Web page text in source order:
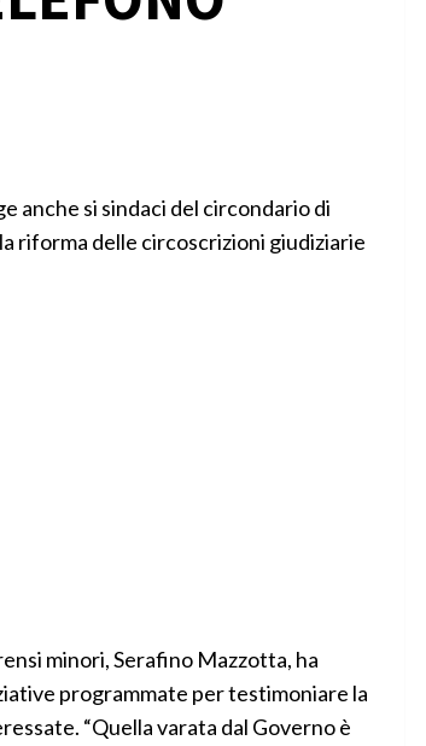
anche si sindaci del circondario di
riforma delle circoscrizioni giudiziarie
minori, Serafino Mazzotta, ha
programmate per testimoniare la
“Quella varata dal Governo è